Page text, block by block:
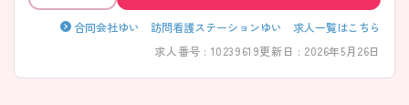
合同会社ゆい 訪問看護ステーションゆい 求人一覧はこちら
求人番号 : 10239619更新日 : 2026年5月26日